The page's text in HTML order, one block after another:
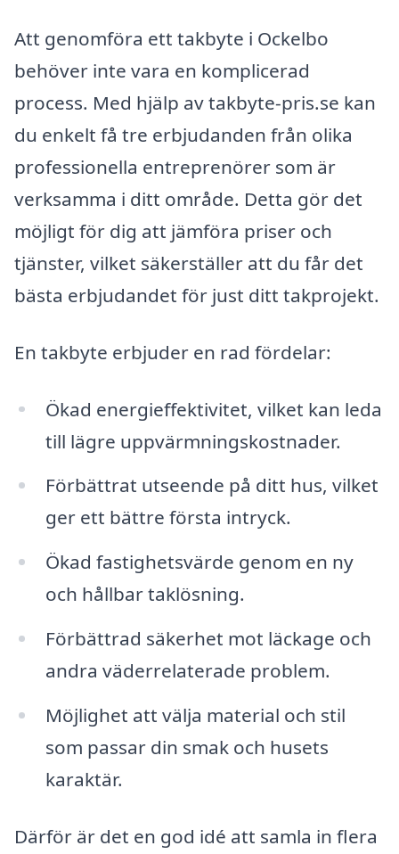
Att genomföra ett takbyte i Ockelbo
behöver inte vara en komplicerad
process. Med hjälp av takbyte-pris.se kan
du enkelt få tre erbjudanden från olika
professionella entreprenörer som är
verksamma i ditt område. Detta gör det
möjligt för dig att jämföra priser och
tjänster, vilket säkerställer att du får det
bästa erbjudandet för just ditt takprojekt.
En takbyte erbjuder en rad fördelar:
Ökad energieffektivitet, vilket kan leda
till lägre uppvärmningskostnader.
Förbättrat utseende på ditt hus, vilket
ger ett bättre första intryck.
Ökad fastighetsvärde genom en ny
och hållbar taklösning.
Förbättrad säkerhet mot läckage och
andra väderrelaterade problem.
Möjlighet att välja material och stil
som passar din smak och husets
karaktär.
Därför är det en god idé att samla in flera